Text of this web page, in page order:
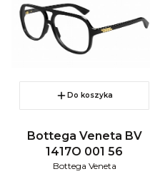
Do koszyka
Bottega Veneta BV
1417O 001 56
Bottega Veneta